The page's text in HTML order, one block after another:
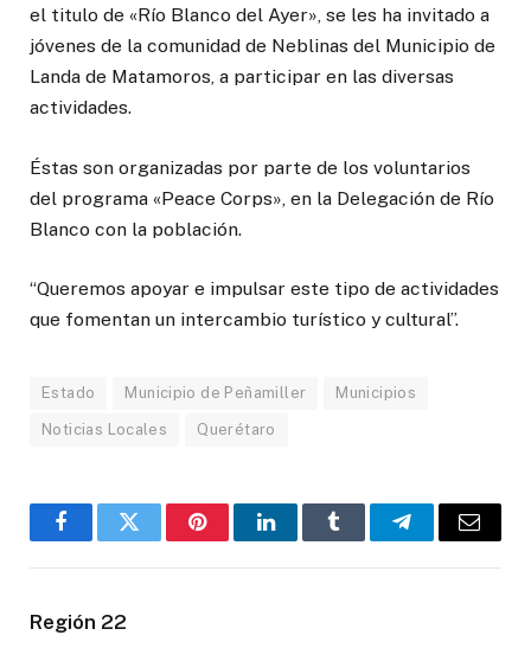
el titulo de «Río Blanco del Ayer», se les ha invitado a
jóvenes de la comunidad de Neblinas del Municipio de
Landa de Matamoros, a participar en las diversas
actividades.
Éstas son organizadas por parte de los voluntarios
del programa «Peace Corps», en la Delegación de Río
Blanco con la población.
“Queremos apoyar e impulsar este tipo de actividades
que fomentan un intercambio turístico y cultural”.
Estado Municipio de Peñamiller Municipios
Noticias Locales Querétaro
FacebookTwitter PinterestLinkedInTumblr TelegramEmail
Región 22